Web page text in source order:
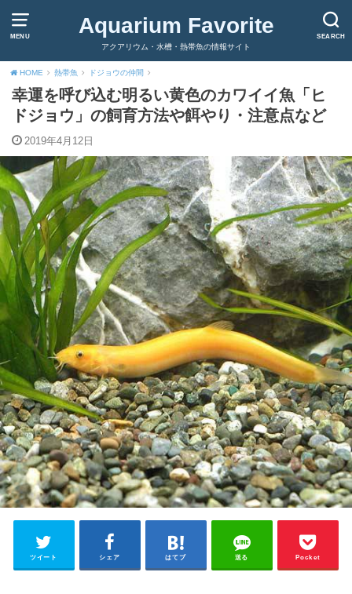
MENU SEARCH
Aquarium Favorite
アクアリウム・水槽・熱帯魚の情報サイト
HOME 熱帯魚 ドジョウの仲間
幸運を呼び込む明るい黄色のカワイイ魚「ヒ
ドジョウ」の飼育方法や餌やり・注意点など
2019年4月12日
ツイート シェア はてブ 送る Pocket